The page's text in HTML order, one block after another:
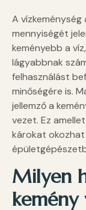
A
mennyiségét
keményebb a
lágyabbnak
felhasználást
minőségére is.
jellemző a
vezet. Ez
károkat
Milyen
kemény